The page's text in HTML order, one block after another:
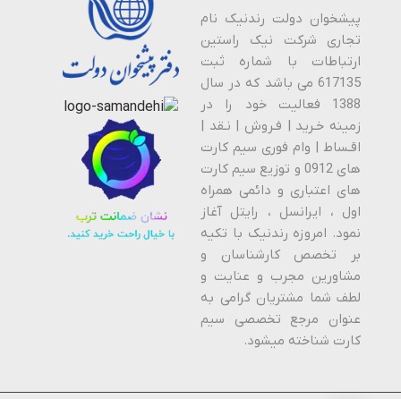
پیشخوان دولت رندنیک نام
تجاری شرکت نیک راستین
ارتباطات با شماره ثبت
617135 می باشد که در سال
1388 فعالیت خود را در
زمینه خـرید | فـروش | نـقد |
اقـساط | وام فوری سیم کارت
های 0912 و توزیع سیم کارت
های اعتباری و دائمی همراه
اول ، ایرانسل ، رایتل آغاز
نمود. امروزه رندنیک با تکیه
بر تخصص کارشناسان و
مشاورین مجرب و عنایت و
لطف شما مشتریان گرامی به
عنوان مرجع تخصصی سیم
کارت شناخته میشود.